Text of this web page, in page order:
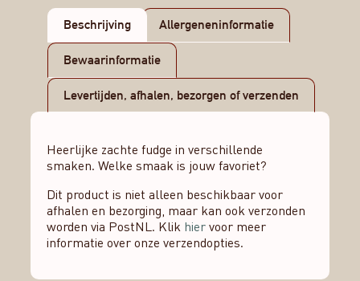
Beschrijving Allergeneninformatie
Bewaarinformatie
Levertijden, afhalen, bezorgen of verzenden
Heerlijke zachte fudge in verschillende
smaken. Welke smaak is jouw favoriet?
Dit product is niet alleen beschikbaar voor
afhalen en bezorging, maar kan ook verzonden
worden via PostNL. Klik hier voor meer
informatie over onze verzendopties.